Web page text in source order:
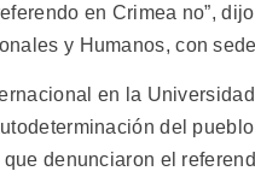
en Crimea no”,
y Humanos, con
en la
del
denunciaron el